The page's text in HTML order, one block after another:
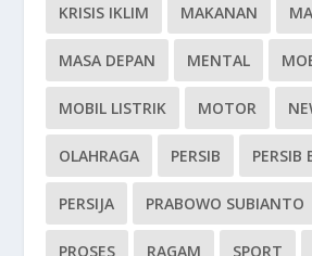
KRISIS IKLIM MAKANAN
MASA DEPAN MENTAL
MOBIL LISTRIK MOTOR
OLAHRAGA PERSIB PERSIB
PERSIJA PRABOWO SUBIANTO
PROSES RAGAM SPORT